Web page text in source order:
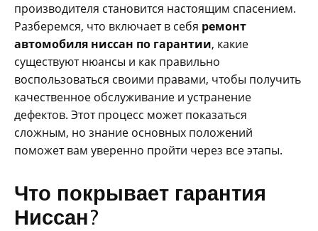
производителя становится настоящим спасением.
Разберемся‚ что включает в себя ремонт
автомобиля ниссан по гарантии‚ какие
существуют нюансы и как правильно
воспользоваться своими правами‚ чтобы получить
качественное обслуживание и устранение
дефектов. Этот процесс может показаться
сложным‚ но знание основных положений
поможет вам уверенно пройти через все этапы.
Что покрывает гарантия
Ниссан?